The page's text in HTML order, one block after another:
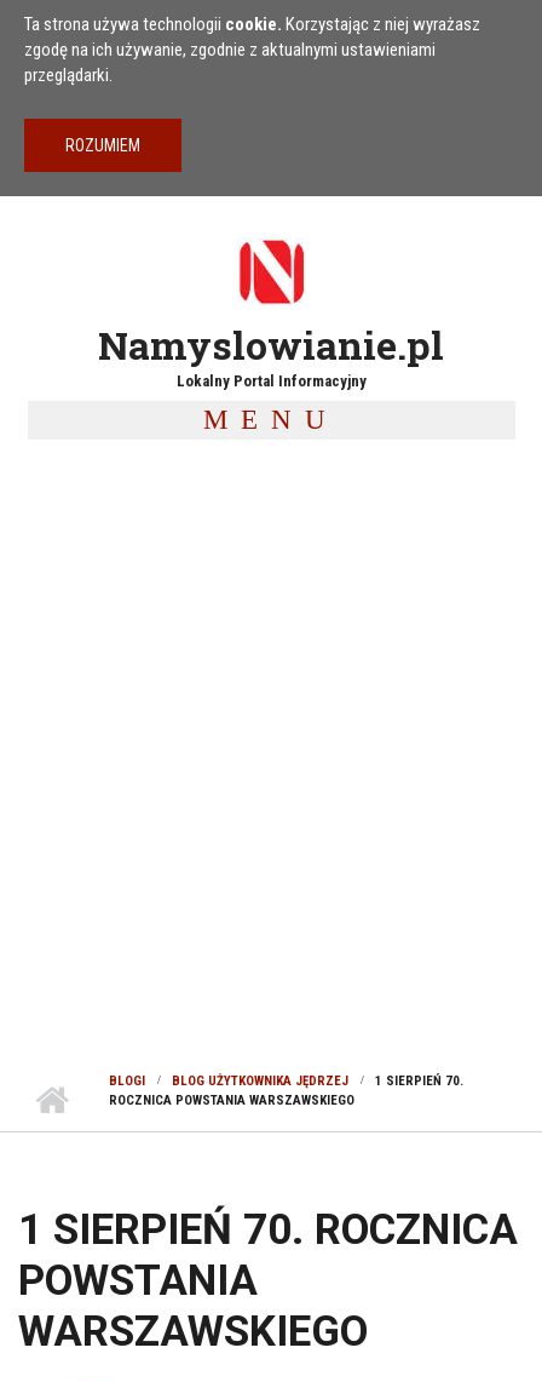
Przejdź do treści
Ta strona używa technologii cookie. Korzystając z niej wyrażasz
zgodę na ich używanie, zgodnie z aktualnymi ustawieniami
przeglądarki.
Namyslowianie.pl
Lokalny Portal Informacyjny
MENU
BLOGI BLOG UŻYTKOWNIKA JĘDRZEJ
1 SIERPIEŃ 70.
ROCZNICA POWSTANIA WARSZAWSKIEGO
1 SIERPIEŃ 70. ROCZNICA
POWSTANIA
WARSZAWSKIEGO